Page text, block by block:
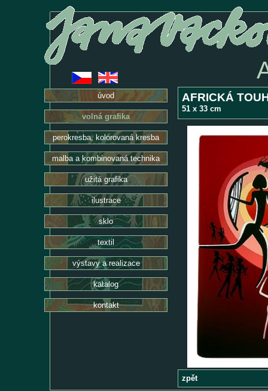
AFRICKÁ
51 x 33 cm
zpět
úvod
volná grafika
perokresba, kolorovaná kresba
malba a kombinovaná technika
užitá grafika
ilustrace
sklo
textil
výstavy a realizace
katalog
kontakt